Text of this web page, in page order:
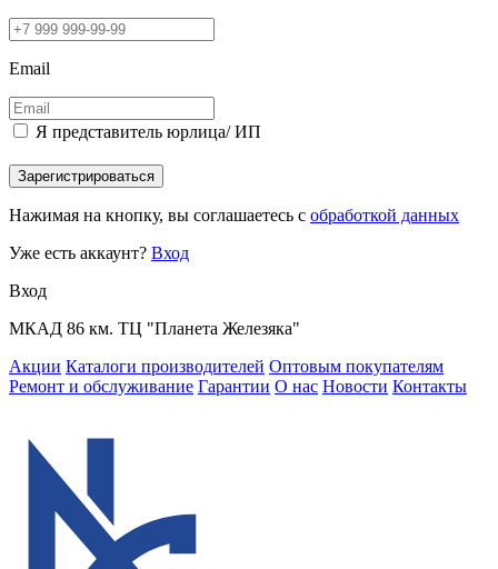
Email
Я представитель юрлица/ ИП
Зарегистрироваться
Нажимая на кнопку, вы соглашаетесь с обработкой данных
Уже есть аккаунт? Вход
Вход
МКАД 86 км. ТЦ "Планета Железяка"
Акции Каталоги производителей Оптовым покупателям
Ремонт и обслуживание Гарантии О нас Новости Контакты